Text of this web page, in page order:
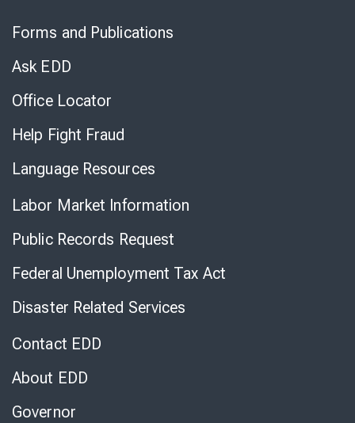
Forms and Publications
Ask EDD
Office Locator
Help Fight Fraud
Language Resources
Labor Market Information
Public Records Request
Federal Unemployment Tax Act
Disaster Related Services
Contact EDD
About EDD
Governor